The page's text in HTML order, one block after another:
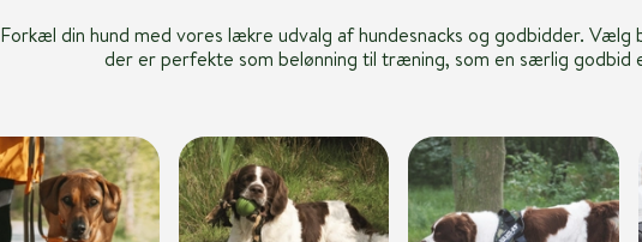
Forkæl din hund med vores lækre udvalg af hundesnacks og godbidder.
der er perfekte som belønning til træning, som en særlig godbid